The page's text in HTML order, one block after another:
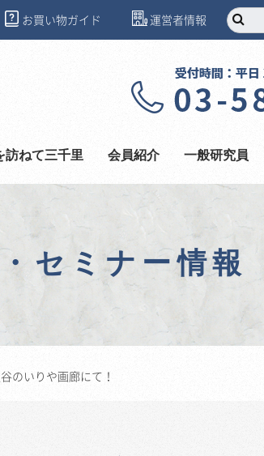
お買い物ガイド 運営者情報
訪ねて三千里 会員紹介 一般研究員
セミナー情報
のいりや画廊にて！